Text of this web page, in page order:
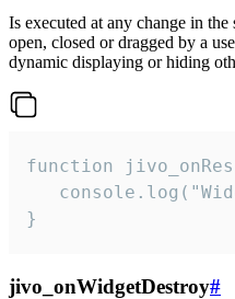
Is executed at any change in
open, closed or dragged by a
dynamic displaying or hiding
function
}
jivo_onWidgetDestroy#